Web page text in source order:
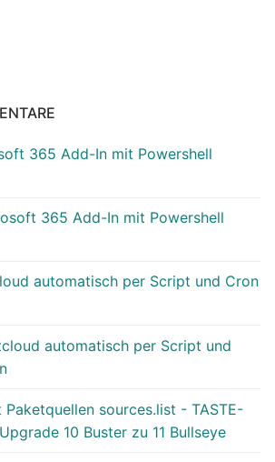
365 Add-In mit Powershell
365 Add-In mit Powershell
automatisch per Script und Cron
automatisch per Script und
sources.list - TASTE-
10 Buster zu 11 Bullseye